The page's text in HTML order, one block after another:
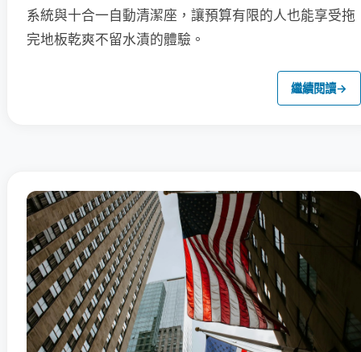
系統與十合一自動清潔座，讓預算有限的人也能享受拖
完地板乾爽不留水漬的體驗。
繼續閱讀→